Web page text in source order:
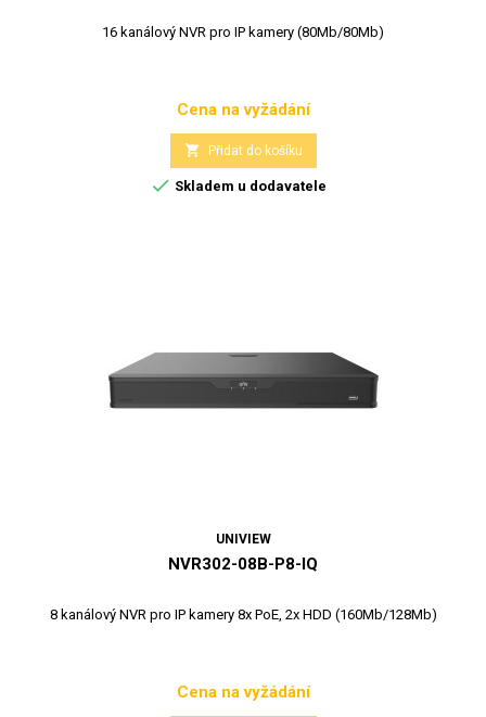
16 kanálový NVR pro IP kamery (80Mb/80Mb)
Cena
Cena na vyžádání
 Přidat do košíku
 Skladem u dodavatele
UNIVIEW
NVR302-08B-P8-IQ
8 kanálový NVR pro IP kamery 8x PoE, 2x HDD (160Mb/128Mb)
Cena
Cena na vyžádání